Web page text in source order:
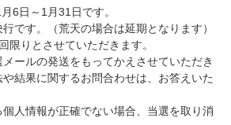
6日～1月31日です。
です。（荒天の場合は延期となります）
限りとさせていただきます。
メールの発送をもってかえさせていただき
結果に関するお問合わせは、お答えいた
個人情報が正確でない場合、当選を取り消